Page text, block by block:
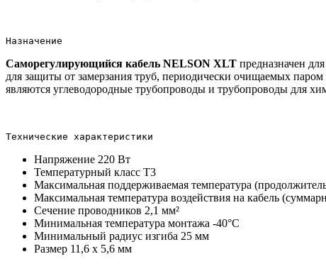
Назначение
Саморегулирующийся кабель NELSON XLT предназначен
для защиты от замерзания труб, периодически очищаемых
являются углеводородные трубопроводы и трубопроводы для
Технические характеристики
Напряжение 220 Вт
Температурный класс Т3
Максимальная поддерживаемая температура
Максимальная температура воздействия на кабель
Сечение проводников 2,1 мм²
Минимальная температура монтажа -40°C
Минимальный радиус изгиба 25 мм
Размер 11,6 х 5,6 мм